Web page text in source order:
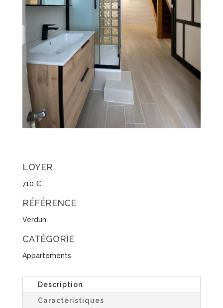
LOYER
710 €
RÉFÉRENCE
Verdun
CATÉGORIE
Appartements
Description
Caractéristiques